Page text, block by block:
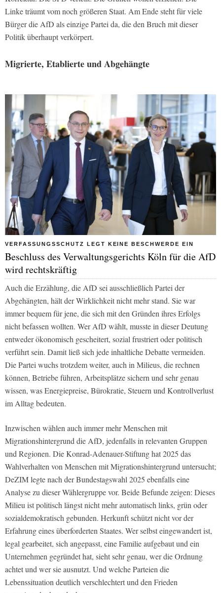
Linke träumt vom noch größeren Staat. Am Ende steht für viele
Bürger die AfD als einzige Partei da, die den Bruch mit dieser
Politik überhaupt verkörpert.
Migrierte, Etablierte und Abgehängte
VERFASSUNGSSCHUTZ LEGT KEINE BESCHWERDE EIN
Beschluss des Verwaltungsgerichts Köln für die AfD
wird rechtskräftig
Auch die Erzählung, die AfD sei ausschließlich Partei der
Abgehängten, hält der Wirklichkeit nicht mehr stand. Sie war
immer bequem für jene, die sich mit den Gründen ihres Erfolgs
nicht befassen wollten. Wer AfD wählt, musste in dieser Deutung
entweder ökonomisch gescheitert, sozial frustriert oder politisch
verführt sein. Damit ließ sich jede inhaltliche Debatte vermeiden.
Die Partei wuchs trotzdem weiter, auch in Milieus, die rechnen
können, Betriebe führen, Arbeitsplätze sichern und sehr genau
wissen, was Energiepreise, Bürokratie, Steuern und Kontrollverlust
im Alltag bedeuten.
Inzwischen wählen auch immer mehr Menschen mit
Migrationshintergrund die AfD, jedenfalls in relevanten Gruppen
und Regionen. Die Konrad-Adenauer-Stiftung hat 2025 das
Wahlverhalten von Menschen mit Migrationshintergrund untersucht;
DeZIM legte nach der Bundestagswahl 2025 ebenfalls eine
Analyse zu dieser Wählergruppe vor. Beide Befunde zeigen: Dieses
Milieu ist politisch längst nicht mehr automatisch links, grün oder
sozialdemokratisch gebunden. Herkunft schützt nicht vor der
Erfahrung eines überforderten Staates. Wer selbst eingewandert ist,
legal gearbeitet, sich angepasst, eine Familie aufgebaut und ein
Unternehmen gegründet hat, sieht sehr genau, wer die Ordnung
achtet und wer sie ausnutzt. Und welche Parteien die
Lebenssituation deutlich verschlechtert und den Frieden